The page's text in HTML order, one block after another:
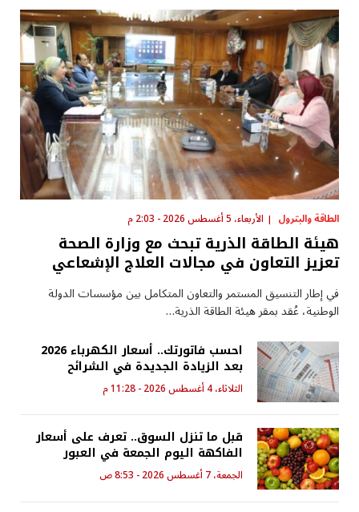
الطاقة والبترول الأربعاء، 5 أغسطس 2026 - 2:03 م
هيئة الطاقة الذرية تبحث مع وزارة الصحة
تعزيز التعاون في مجالات العلاج الإشعاعي
في إطار التنسيق المستمر والتعاون المتكامل بين مؤسسات الدولة
الوطنية، عُقد بمقر هيئة الطاقة الذرية…
احسب فاتورتك.. أسعار الكهرباء 2026
بعد الزيادة الجديدة في الشرائح
الثلاثاء، 4 أغسطس 2026 - 11:28 م
قبل ما تنزل السوق.. تعرف على أسعار
الفاكهة اليوم الجمعة في العبور
الجمعة، 7 أغسطس 2026 - 8:53 ص